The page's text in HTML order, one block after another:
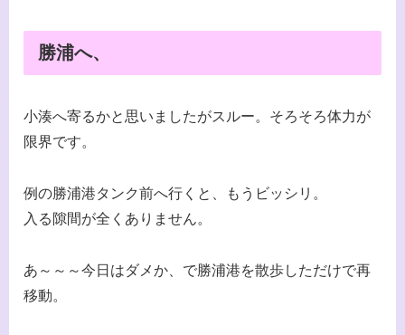
勝浦へ、
小湊へ寄るかと思いましたがスルー。そろそろ体力が
限界です。
例の勝浦港タンク前へ行くと、もうビッシリ。
入る隙間が全くありません。
あ～～～今日はダメか、で勝浦港を散歩しただけで再
移動。